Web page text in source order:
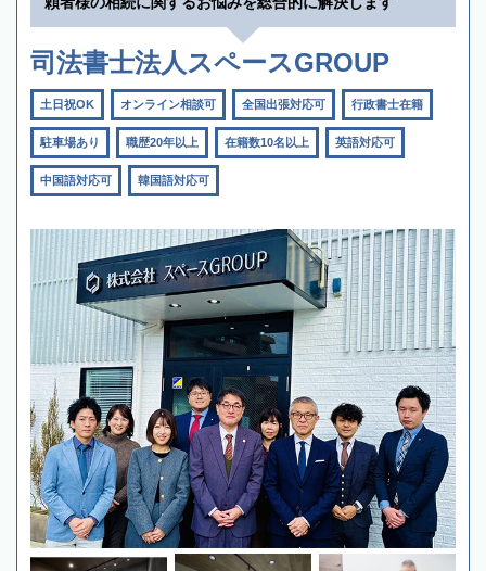
司法書士法人スペースGROUP
土日祝OK オンライン相談可 全国出張対応可 行政書士在籍
駐車場あり 職歴20年以上 在籍数10名以上 英語対応可
中国語対応可 韓国語対応可